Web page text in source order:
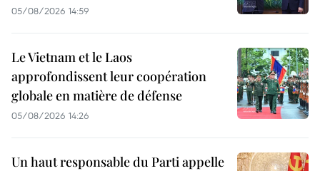
05/08/2026 14:59
Le Vietnam et le Laos
approfondissent leur coopération
globale en matière de défense
05/08/2026 14:26
Un haut responsable du Parti appelle